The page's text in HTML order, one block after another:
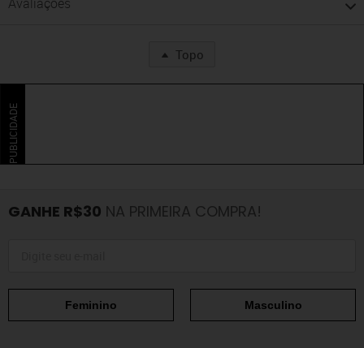
Avaliações
Topo
PUBLICIDADE
GANHE R$30 NA PRIMEIRA COMPRA!
Feminino Masculino